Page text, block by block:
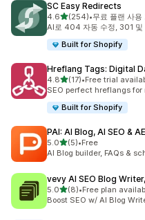
SC Easy Redirects
4.6별 5개 중
(254)
총 리뷰 254개
•무료 플랜 사용
AI로 404 자동 수정, 301 및
Built for Shopify
Hreflang Tags: Digital
4.8별 5개 중
(17)
총 리뷰 17개
•Free trial
SEO perfect hreflangs for
Built for Shopify
PAI: AI Blog, AI SEO &
5.0별 5개 중
(5)
총 리뷰 5개
•Free
AI Blog builder, FAQs &
vevy AI SEO Blog
5.0별 5개 중
(8)
총 리뷰 8개
•Free plan
Boost SEO w/ AI Blog